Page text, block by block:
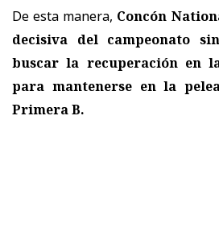
De esta manera, Concón
decisiva del campeonato
buscar la recuperación en
para mantenerse en la
Primera B.